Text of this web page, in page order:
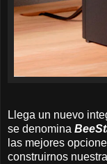
Llega un nuevo
se denomina
las mejores
construirnos